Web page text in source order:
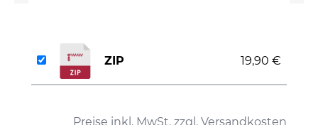
Preise inkl. MwSt. zzgl. Versandkosten
ZIP 19,90 €